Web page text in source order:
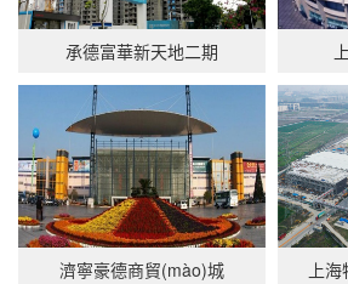
承德富華新天地二期
濟寧豪德商貿(mào)城 上